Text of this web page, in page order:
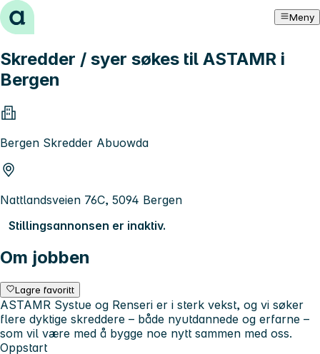
Hopp til innhold Meny
Skredder / syer søkes til ASTAMR i
Bergen
Bergen Skredder Abuowda
Nattlandsveien 76C, 5094 Bergen
Stillingsannonsen er inaktiv.
Om jobben
Lagre favoritt
ASTAMR Systue og Renseri er i sterk vekst, og vi søker
flere dyktige skreddere – både nyutdannede og erfarne –
som vil være med å bygge noe nytt sammen med oss.
Oppstart